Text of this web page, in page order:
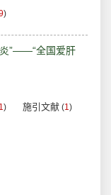
)
”——“全国爱肝
) 施引文献 (1)